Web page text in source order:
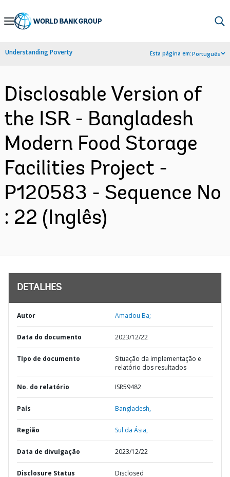
Skip
Navigation
Understanding Poverty Esta página em:Português
Disclosable Version of
the ISR - Bangladesh
Modern Food Storage
Facilities Project -
P120583 - Sequence No
: 22 (Inglês)
DETALHES
Autor Amadou Ba;
Data do documento 2023/12/22
TIpo de documento
Situação da implementação e
relatório dos resultados
No. do relatório ISR59482
País Bangladesh,
Região Sul da Ásia,
Data de divulgação 2023/12/22
Disclosure Status Disclosed